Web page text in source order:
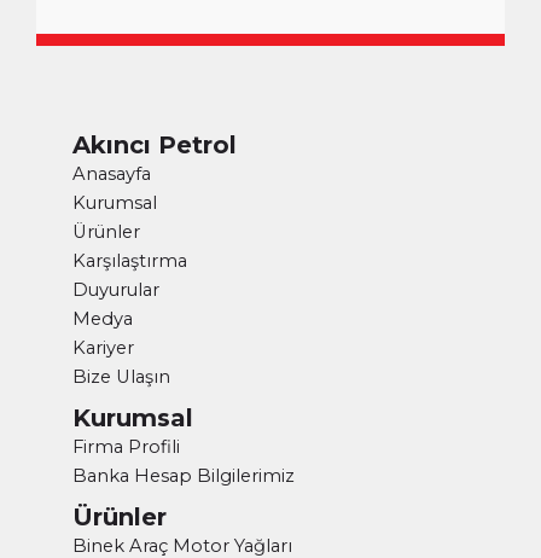
Akıncı Petrol
Anasayfa
Kurumsal
Ürünler
Karşılaştırma
Duyurular
Medya
Kariyer
Bize Ulaşın
Kurumsal
Firma Profili
Banka Hesap Bilgilerimiz
Ürünler
Binek Araç Motor Yağları